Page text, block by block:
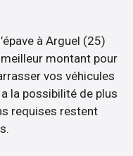
à Arguel (25)
montant pour
vos véhicules
la possibilité de plus
requises restent